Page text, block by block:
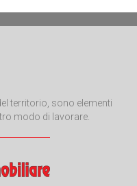
territorio, sono elementi
modo di lavorare.